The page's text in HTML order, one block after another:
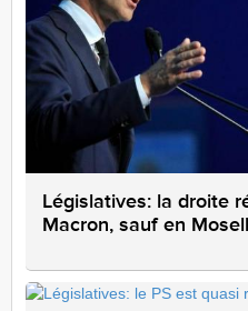
Législatives: la droite
Macron, sauf en